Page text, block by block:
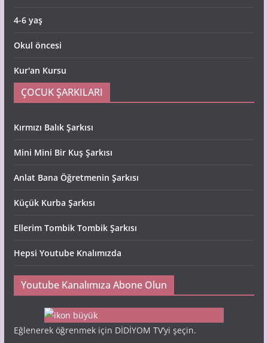
4-6 yaş
Okul öncesi
Kur'an Kursu
ÇOCUK ŞARKILARI
Kırmızı Balık Şarkısı
Mini Mini Bir Kuş Şarkısı
Anlat Bana Öğretmenin Şarkısı
Küçük Kurba Şarkısı
Ellerim Tombik Tombik Şarkısı
Hepsi Youtube Knalımızda
Youtube Kanalımıza Abone Olun
Eğlenerek öğrenmek için DİDİYOM TV’yi şeçin.